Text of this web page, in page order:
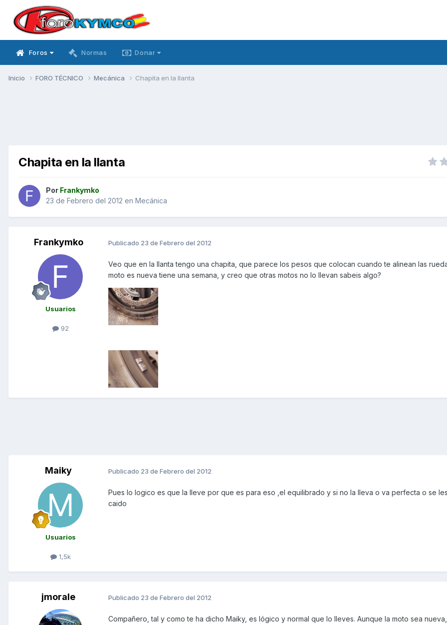
Foros Normas Donar
Inicio FORO TÉCNICO Mecánica Chapita en la llanta
Chapita en la llanta
Por Frankymko
23 de Febrero del 2012 en Mecánica
Frankymko
Usuarios
92
Publicado 23 de Febrero del 2012
Veo que en la llanta tengo una chapita, que parece los pesos que colocan cuando te alinean las
moto es nueva tiene una semana, y creo que otras motos no lo llevan sabeis algo?
Maiky
Usuarios
1,5k
Publicado 23 de Febrero del 2012
Pues lo logico es que la lleve por que es para eso ,el equilibrado y si no la lleva o va perfecta o se
caido
jmorale Publicado 23 de Febrero del 2012
Compañero, tal y como te ha dicho Maiky, es lógico y normal que lo lleves. Aunque la moto sea